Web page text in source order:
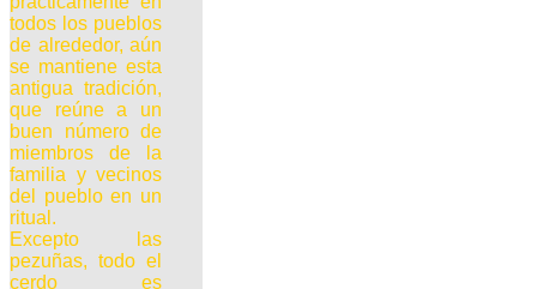
todos los pueblos
de alrededor, aún
se mantiene esta
antigua tradición,
que reúne a un
buen número de
miembros de la
familia y vecinos
del pueblo en un
ritual.
Excepto las
pezuñas, todo el
cerdo es